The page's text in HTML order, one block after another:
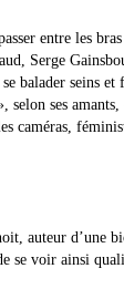
entre les
Serge
balader seins et
ses amants,
caméras,
auteur d’une
se voir ainsi